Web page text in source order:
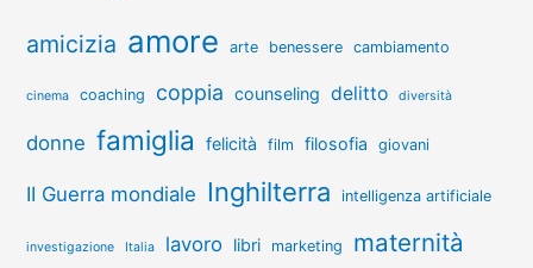
amicizia amore arte benessere cambiamento
cinema coaching coppia counseling delitto diversità
donne famiglia felicità film filosofia giovani
II Guerra mondiale Inghilterra intelligenza artificiale
investigazione Italia lavoro libri marketing maternità